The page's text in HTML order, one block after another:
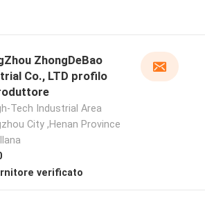
ZhongDeBao
Co., LTD profilo
Tech Industrial Area
City ,Henan Province
verificato